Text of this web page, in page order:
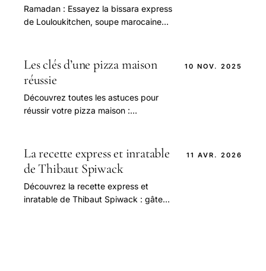
Ramadan : Essayez la bissara express
de Louloukitchen, soupe marocaine
de Ramadan.
Les clés d’une pizza maison
réussie
Découvrez toutes les astuces pour
réussir votre pizza maison :
10 NOV. 2025
La recette express et inratable
de Thibaut Spiwack
Découvrez la recette express et
inratable de Thibaut Spiwack : gâteau
11 AVR. 2026